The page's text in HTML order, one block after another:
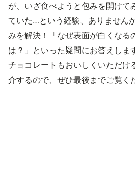
が、いざ食べようと包みを開けて
ていた…という経験、ありません
みを解決！「なぜ表面が白くなる
は？」といった疑問にお答えしま
チョコレートもおいしくいただけ
介するので、ぜひ最後までご覧く